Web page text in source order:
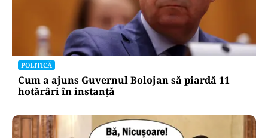
POLITICĂ
Cum a ajuns Guvernul Bolojan să piardă 11
hotărâri în instanță